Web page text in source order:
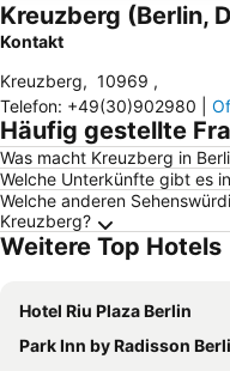
Kreuzberg (Berlin,
Kontakt
Kreuzberg, 10969 ,
Telefon: +49(30)902980
Häufig gestellte
Was macht Kreuzberg in
Welche Unterkünfte gibt es
Welche anderen
Kreuzberg?
Weitere Top Hotels
Hotel Riu Plaza Berlin
Park Inn by Radisson Berlin